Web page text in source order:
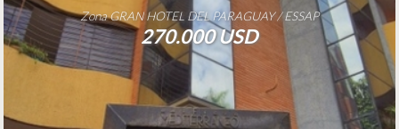
Zona GRAN HOTEL DEL PARAGUAY / ESSAP
270.000 USD